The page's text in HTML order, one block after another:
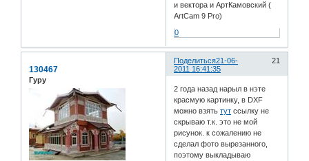
и вектора и АртКамовский (
ArtCam 9 Pro)
0
Поделиться 21
21-06-
2011 16:41:35
130467
Гуру
2 года назад нарыл в нэте
красмую картинку, в DXF
можно взятьтут ссылку не
скрываю т.к. это не мой
рисунок. к сожалению не
сделал фото вырезанного,
поэтому выкладываю